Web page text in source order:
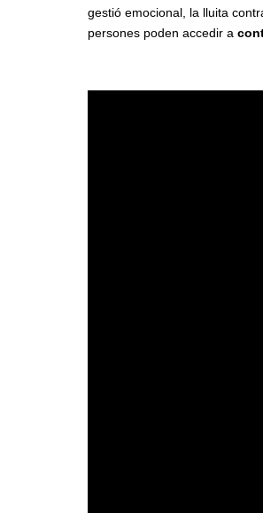
gestió emocional, la lluita
persones poden accedir a